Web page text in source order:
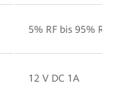
5% RF bis 95% RF
12 V DC 1A